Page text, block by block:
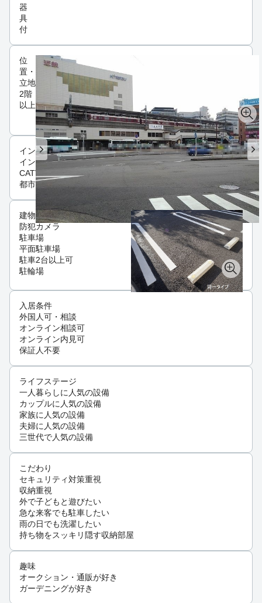
器
具
付
位
置・
立地
2階
以上
インフラ
インターネット可
CATV
都市ガス
建物設備
防犯カメラ
駐車場
平面駐車場
駐車2台以上可
駐輪場
入居条件
外国人可・相談
オンライン相談可
オンライン内見可
保証人不要
ライフステージ
一人暮らしに人気の設備
カップルに人気の設備
家族に人気の設備
夫婦に人気の設備
三世代で人気の設備
こだわり
セキュリティ対策重視
収納重視
外で子どもと遊びたい
急な来客でも駐車したい
雨の日でも洗濯したい
持ち物をスッキリ隠す収納部屋
趣味
オークション・通販が好き
ガーデニングが好き